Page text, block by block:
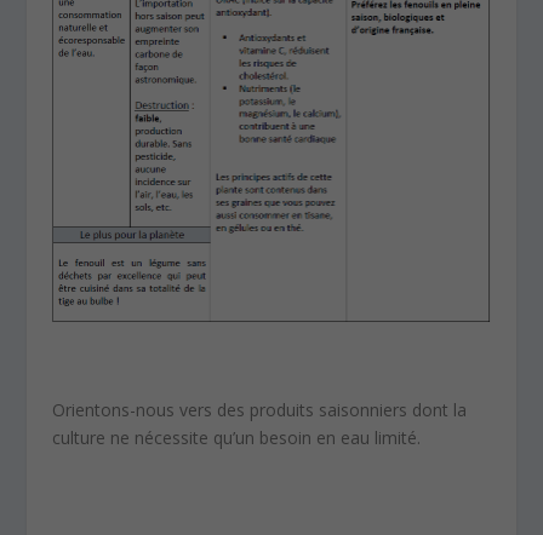
Orientons-nous vers des produits saisonniers dont la
culture ne nécessite qu’un besoin en eau limité.